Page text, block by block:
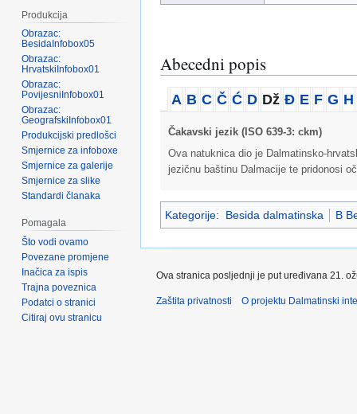
Abecedni popis
A B C Č Ć D Dž Đ E F G H
Čakavski jezik (ISO 639-3: ckm)
Ova natuknica dio je Dalmatinsko-
jezičnu baštinu Dalmacije te pridonosi
Kategorije: Besida dalmatinska B
Produkcija
Obrazac:
BesidaInfobox05
Obrazac:
HrvatskiInfobox01
Obrazac:
PovijesniInfobox01
Obrazac:
GeografskiInfobox01
Produkcijski predlošci
Smjernice za infoboxe
Smjernice za galerije
Smjernice za slike
Standardi članaka
Pomagala
Što vodi ovamo
Povezane promjene
Inačica za ispis
Trajna poveznica
Podatci o stranici
Citiraj ovu stranicu
Ova stranica posljednji je put uređivana 21.
Zaštita privatnosti O projektu Dalmatinski